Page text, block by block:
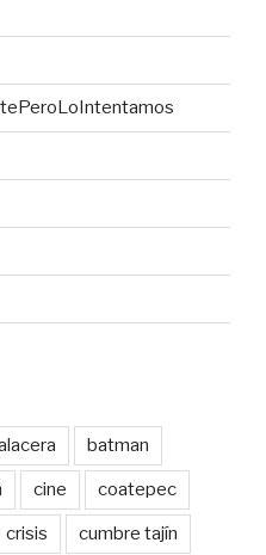
batman
cine coatepec
crisis cumbre tajín